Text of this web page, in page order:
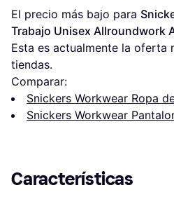
El precio más bajo para
Trabajo Unisex Allroundwork
Esta es actualmente la oferta
tiendas.
Comparar:
Snickers Workwear Ropa
Snickers Workwear
Características